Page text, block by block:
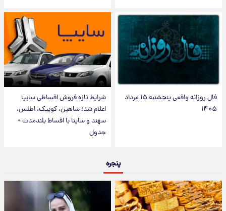
فال روزانه واقعی پنجشنبه ۱۵ مرداد
۱۴۰۵
شرایط تازه فروش اقساطی سایپا
اعلام شد؛ شاهین، کوییک، اطلس،
سهند و ساینا با اقساط بلندمدت +
جدول
پنجره